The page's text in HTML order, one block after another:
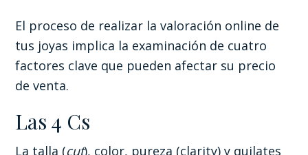
El proceso de realizar la valoración online de
tus joyas implica la examinación de cuatro
factores clave que pueden afectar su precio
de venta.
Las 4 Cs
La talla (cut), color, pureza (clarity) y quilates